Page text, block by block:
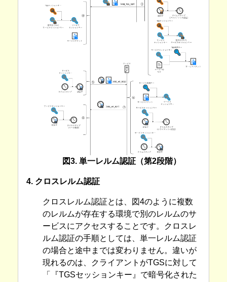
図3. 単一レルム認証（第2段階）
4. クロスレルム認証
クロスレルム認証とは、図4のように複数
のレルムが存在する環境で別のレルムのサ
ービスにアクセスすることです。クロスレ
ルム認証の手順としては、単一レルム認証
の場合と途中までは変わりません。違いが
現れるのは、クライアントがTGSに対して
「『TGSセッションキー』で暗号化された